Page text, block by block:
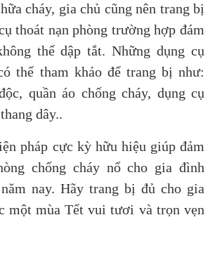
cháy, gia chủ cũng nên trang bị
thoát nạn phòng trường hợp đám
thể dập tắt. Những dụng cụ
thể tham khảo để trang bị như:
quần áo chống cháy, dụng cụ
dây..
pháp cực kỳ hữu hiệu giúp đảm
chống cháy nổ cho gia đình
nay. Hãy trang bị đủ cho gia
một mùa Tết vui tươi và trọn vẹn